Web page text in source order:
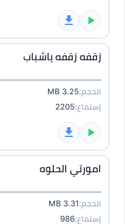
زقفه زقفه ياشباب
الحجم:3.25 MB
إستماع:2205
امورتي الحلوه
الحجم:3.31 MB
إستماع:986